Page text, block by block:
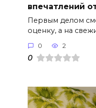
впечатлений
Первым делом
оценку, а на
0 2
0